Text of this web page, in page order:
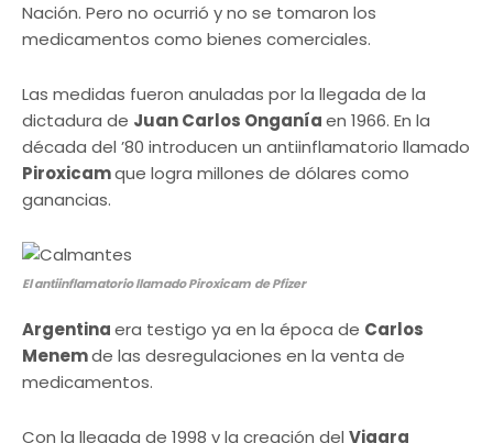
Nación. Pero no ocurrió y no se tomaron los
medicamentos como bienes comerciales.
Las medidas fueron anuladas por la llegada de la
dictadura de Juan Carlos Onganíaen 1966. En la
década del ’80 introducen un antiinflamatorio llamado
Piroxicamque logra millones de dólares como
ganancias.
El antiinflamatorio llamado Piroxicam de Pfizer
Argentinaera testigo ya en la época de Carlos
Menemde las desregulaciones en la venta de
medicamentos.
Con la llegada de 1998 y la creación del Viagra